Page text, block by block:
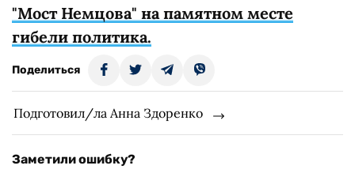
"Мост Немцова" на памятном месте
гибели политика.
Поделиться
Подготовил/ла Анна Здоренко
Заметили ошибку?